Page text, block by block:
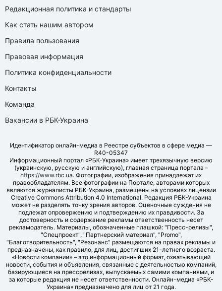
Редакционная политика и стандарты
Как стать нашим автором
Правила пользования
Правовая информация
Политика конфиденциальности
Контакты
Команда
Вакансии в РБК-Украина
Идентификатор онлайн-медиа в Реестре субъектов в сфере медиа —
R40-05347
Информационный портал «РБК-Украина» имеет трехязычную версию
(украинскую, русскую и английскую), главная страница портала –
https://www.rbc.ua. Фотографии, изображения принадлежат их
правообладателям. Все фотографии на Портале, авторами которых
являются журналисты РБК-Украина, размещены на условиях лицензии
Creative Commons Attribution 4.0 International. Редакция РБК-Украина
может не разделять точку зрения авторов. Оценочные суждения не
подлежат опровержению и подтверждению их правдивости. За
достоверность и содержание рекламы ответственность несет
рекламодатель. Материалы, обозначенные плашкой: "Пресс-релизы",
"Спецпроект", "Партнерский материал", "Promo",
"Благотворительность", "Резонанс" размещаются на правах рекламы и
предназначены, как правило, для лиц, достигших 21-летнего возраста.
«Новости компании» – это информационный формат, охватывающий
новости, события и объявления, связанные с деятельностью компаний,
базирующиеся на прессрелизах, выпускаемых самими компаниями, и
за которые редакция не несет ответственности. Онлайн-медиа «РБК-
Украина» предназначено для лиц от 21 года.